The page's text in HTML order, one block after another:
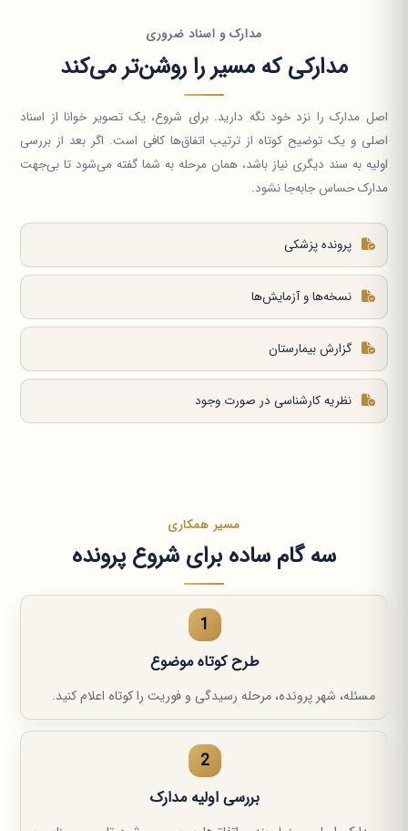
مدارک و اسناد ضروری
مدارکی که مسیر را روشن‌تر می‌کند
اصل مدارک را نزد خود نگه دارید. برای شروع، یک تصویر خوانا از اسناد
اصلی و یک توضیح کوتاه از ترتیب اتفاق‌ها کافی است. اگر بعد از بررسی
اولیه به سند دیگری نیاز باشد، همان مرحله به شما گفته می‌شود تا بی‌جهت
مدارک حساس جابه‌جا نشود.
پرونده پزشکی
نسخه‌ها و آزمایش‌ها
گزارش بیمارستان
نظریه کارشناسی در صورت وجود
مسیر همکاری
سه گام ساده برای شروع پرونده
1
طرح کوتاه موضوع
مسئله، شهر پرونده، مرحله رسیدگی و فوریت را کوتاه اعلام کنید.
2
بررسی اولیه مدارک